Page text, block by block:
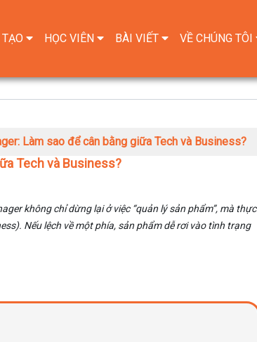
HỌC VIÊN BÀI VIẾT VỀ CHÚNG TÔI
Làm sao để cân bằng giữa Tech và Business?
Tech và Business?
không chỉ dừng lại ở việc “quản lý sản phẩm”, mà thực
Nếu lệch về một phía, sản phẩm dễ rơi vào tình trạng